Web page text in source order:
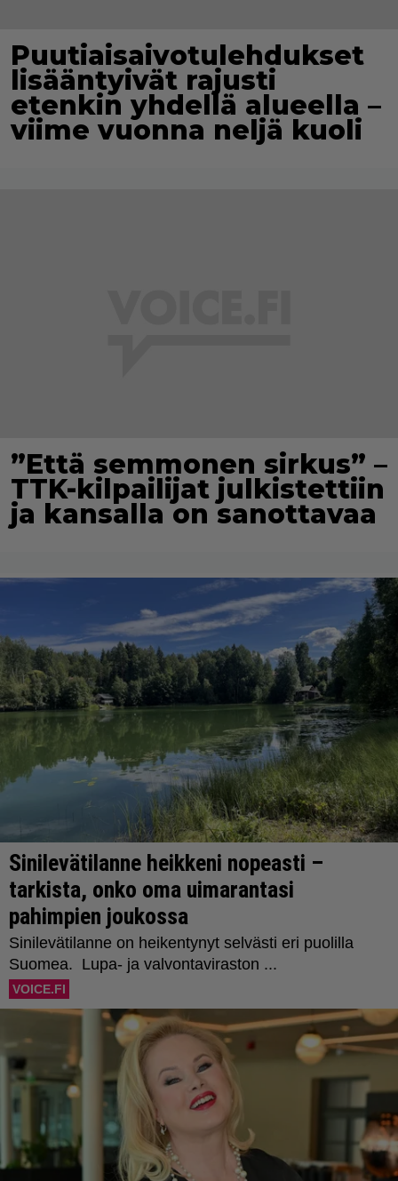
Puutiaisaivotulehdukset
lisääntyivät rajusti
etenkin yhdellä alueella –
viime vuonna neljä kuoli
”Että semmonen sirkus” –
TTK-kilpailijat julkistettiin
ja kansalla on sanottavaa